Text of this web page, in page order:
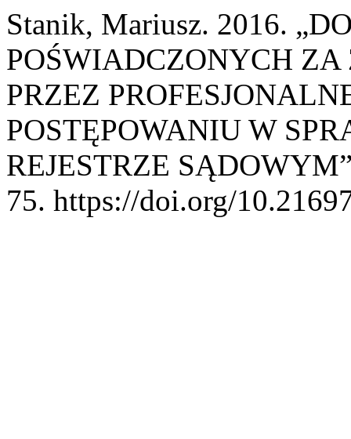
Stanik, Mariusz. 2016.
POŚWIADCZONYCH
PRZEZ
POSTĘPOWANIU W
REJESTRZE
75. https://doi.org/